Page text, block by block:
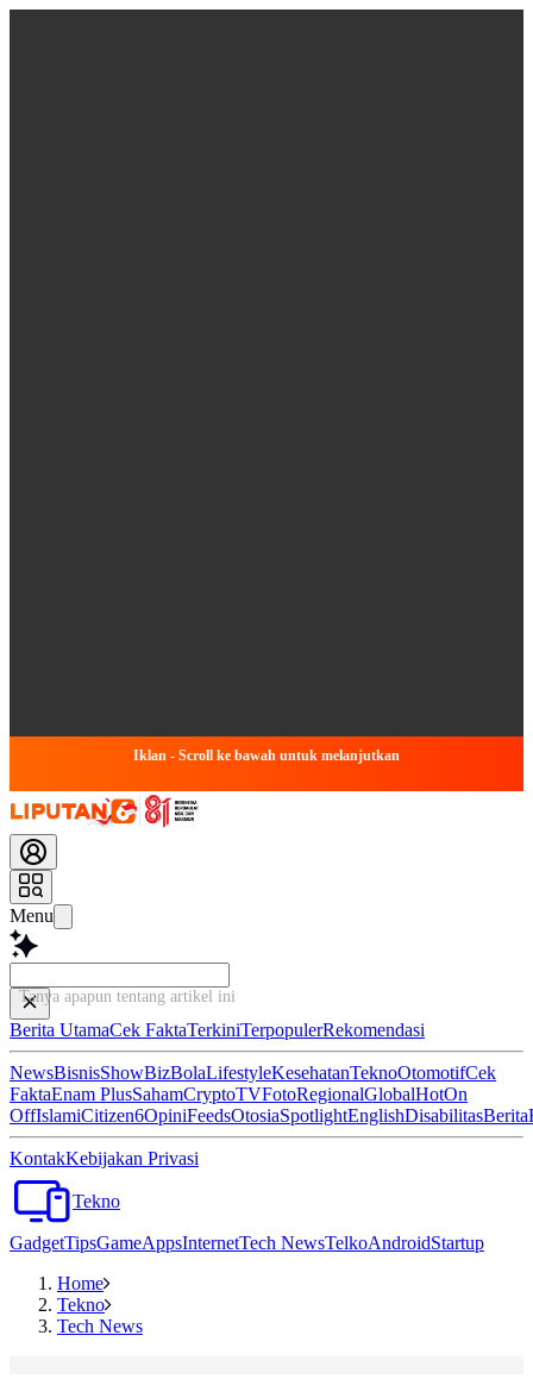
Iklan - Scroll ke bawah untuk melanjutkan
Menu
Baca
Berita UtamaCek FaktaTerkiniTerpopulerRekomendasi
NewsBisnisShowBizBolaLifestyleKesehatanTeknoOtomotifCek
FaktaEnam PlusSahamCryptoTVFotoRegionalGlobalHotOn
OffIslamiCitizen6OpiniFeedsOtosiaSpotlightEnglishDisabilitasBerita
KontakKebijakan Privasi
Tekno
GadgetTipsGameAppsInternetTech NewsTelkoAndroidStartup
Home
Tekno
Tech News